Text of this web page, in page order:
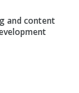
rreth
and content